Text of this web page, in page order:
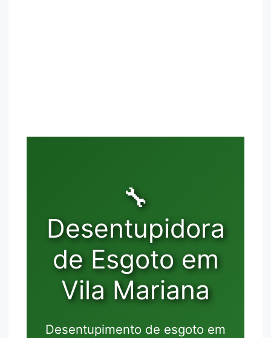
🔧
Desentupidora
de Esgoto em
Vila Mariana
Desentupimento de esgoto em